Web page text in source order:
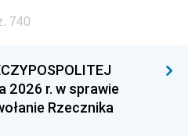
740
2026 r. w sprawie
Rzecznika